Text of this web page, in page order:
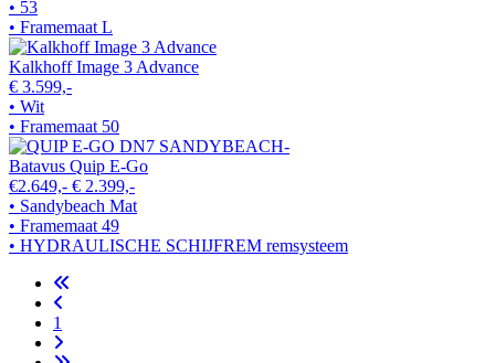
• 53
• Framemaat L
Kalkhoff Image 3 Advance
€ 3.599,-
• Wit
• Framemaat 50
Batavus Quip E-Go
€2.649,- € 2.399,-
• Sandybeach Mat
• Framemaat 49
• HYDRAULISCHE SCHIJFREM remsysteem
1